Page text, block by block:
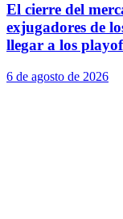
El cierre del
exjugadores de
llegar a los
6 de agosto de 2026